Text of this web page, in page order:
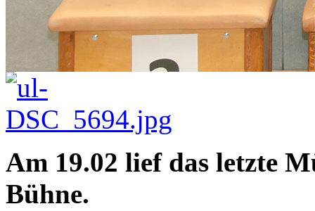
Am 19.02 lief das letzte
Bühne.